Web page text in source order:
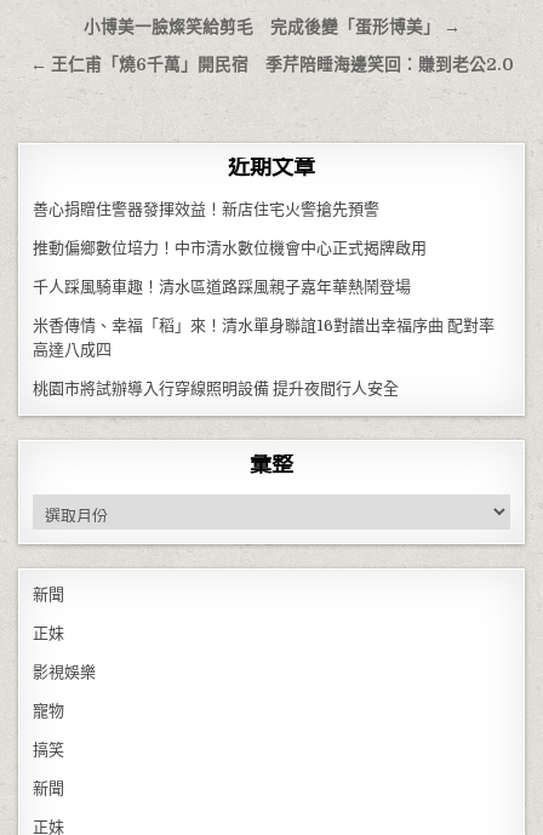
文章導覽
小博美一臉燦笑給剪毛 完成後變「蛋形博美」 →
← 王仁甫「燒6千萬」開民宿 季芹陪睡海邊笑回：賺到老公2.0
近期文章
善心捐贈住警器發揮效益！新店住宅火警搶先預警
推動偏鄉數位培力！中市清水數位機會中心正式揭牌啟用
千人踩風騎車趣！清水區道路踩風親子嘉年華熱鬧登場
米香傳情、幸福「稻」來！清水單身聯誼16對譜出幸福序曲 配對率
高達八成四
桃園市將試辦導入行穿線照明設備 提升夜間行人安全
彙整
彙整
新聞
正妹
影視娛樂
寵物
搞笑
新聞
正妹